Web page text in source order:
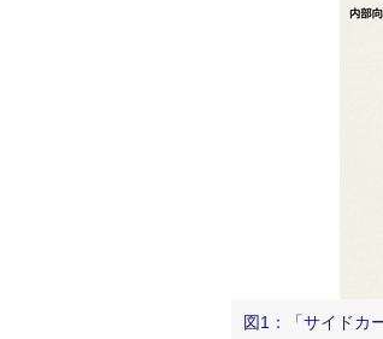
図1：「サイドカ